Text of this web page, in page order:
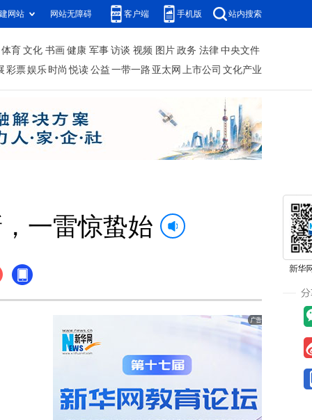
网站 网站无障碍 客户端 手机版 站内搜索
体育 文化 书画 健康 军事 访谈 视频 图片 政务 法律 中央文件
彩票娱乐 时尚 悦读 公益 一带一路 亚太网 上市公司 文化产业
一雷惊蛰始